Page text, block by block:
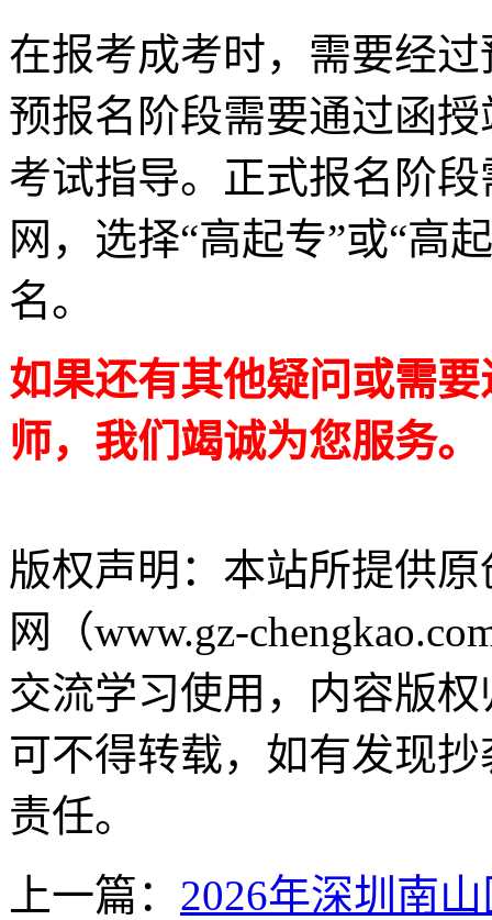
在报考成考时，需要经
预报名阶段需要通过函
考试指导。正式报名阶
网，选择“高起专”或“高
名。
如果还有其他疑问或需
师，我们竭诚为您服务。
版权声明： 本站所提供
网（www.gz-
交流学习使用，内容版
可不得转载，如有发现
责任。
上一篇： 2026年深圳南